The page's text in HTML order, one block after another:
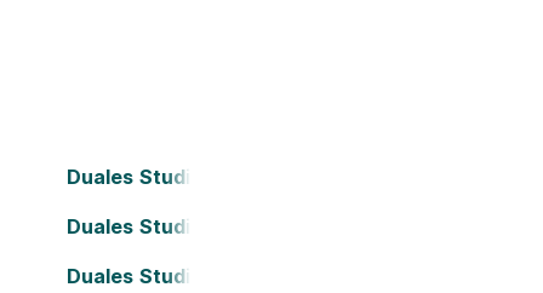
Duales Studium Bielefeld
Duales Studium Dortmund
Duales Studium Frankfurt am